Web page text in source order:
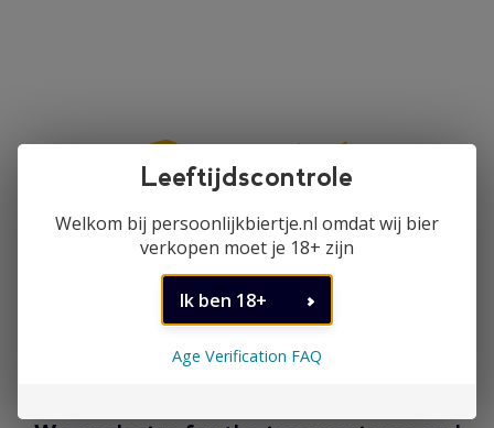
Our storefront is temporarily
closed
Age Verification FAQ